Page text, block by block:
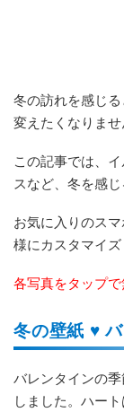
冬の訪れを感じ
変えたくなりま
この記事では、
スなど、冬を感
お気に入りのス
様にカスタマイズ
各写真をタップで
冬の壁紙 ♥️
バレンタインの
しました。ハー